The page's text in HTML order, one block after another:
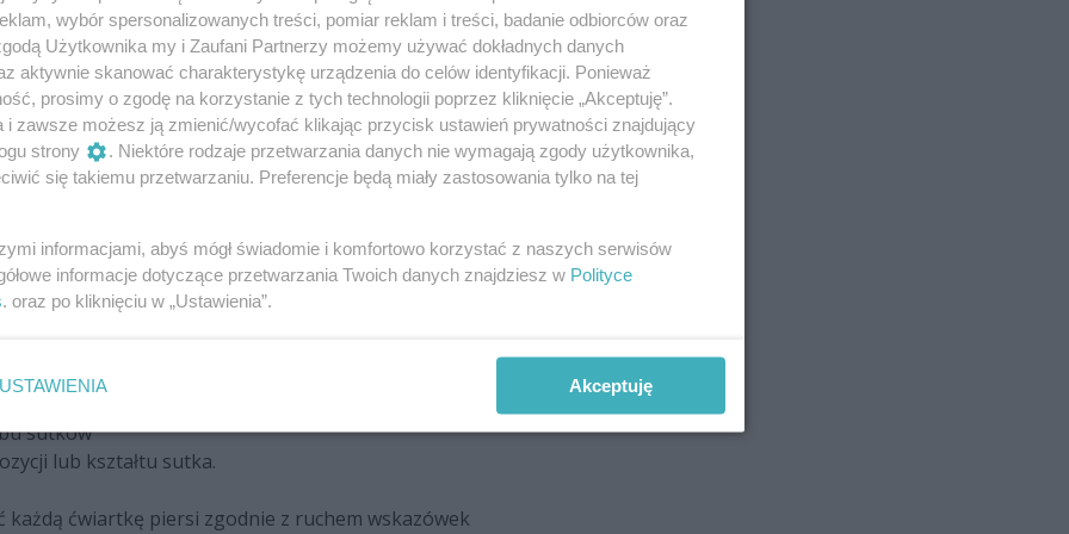
lub wypryski
dołki dookoła nich.
zbadać pierś.
(u większości kobiet tkanki w tej części są
z ruchem wskazówek zegara.
stwardnień.
pomiędzy kciukiem i palcem wskazującym.
sutków
lub kształtu sutka.
każdą ćwiartkę piersi zgodnie z ruchem wskazówek
wybór spersonalizowanych treści, pomiar reklam i treści, badanie odbiorców oraz
Użytkownika my i Zaufani Partnerzy możemy używać dokładnych danych
aktywnie skanować charakterystykę urządzenia do celów identyfikacji. Ponieważ
prosimy o zgodę na korzystanie z tych technologii poprzez kliknięcie „Akceptuję”.
i zawsze możesz ją zmienić/wycofać klikając przycisk ustawień prywatności znajdujący
strony
. Niektóre rodzaje przetwarzania danych nie wymagają zgody użytkownika,
się takiemu przetwarzaniu. Preferencje będą miały zastosowania tylko na tej
informacjami, abyś mógł świadomie i komfortowo korzystać z naszych serwisów
informacje dotyczące przetwarzania Twoich danych znajdziesz w Polityce
. oraz po kliknięciu w „Ustawienia”.
USTAWIENIA Akceptuję